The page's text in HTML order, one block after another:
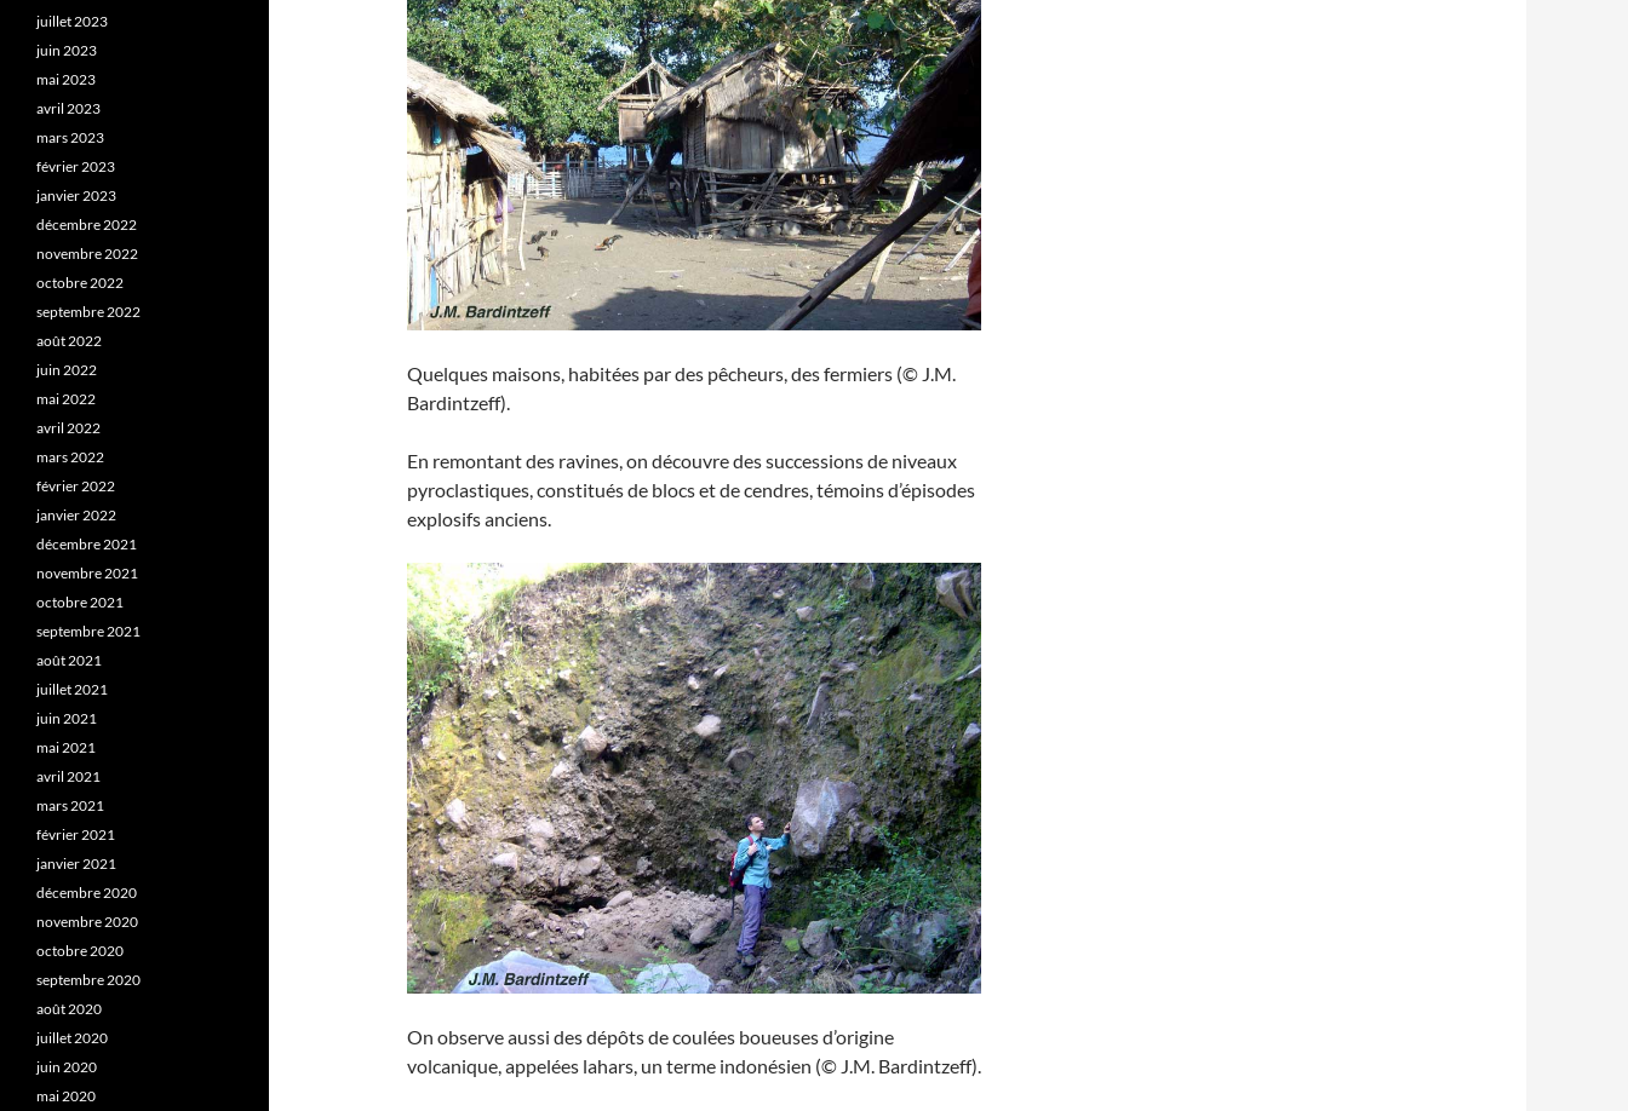
Quelques maisons, habitées par des pêcheurs, des fermiers (© J.M.
Bardintzeff).
En remontant des ravines, on découvre des successions de niveaux
pyroclastiques, constitués de blocs et de cendres, témoins d’épisodes
explosifs anciens.
On observe aussi des dépôts de coulées boueuses d’origine
volcanique, appelées lahars, un terme indonésien (© J.M. Bardintzeff).
juillet 2023
juin 2023
mai 2023
avril 2023
mars 2023
février 2023
janvier 2023
décembre 2022
novembre 2022
octobre 2022
septembre 2022
août 2022
juin 2022
mai 2022
avril 2022
mars 2022
février 2022
janvier 2022
décembre 2021
novembre 2021
octobre 2021
septembre 2021
août 2021
juillet 2021
juin 2021
mai 2021
avril 2021
mars 2021
février 2021
janvier 2021
décembre 2020
novembre 2020
octobre 2020
septembre 2020
août 2020
juillet 2020
juin 2020
mai 2020